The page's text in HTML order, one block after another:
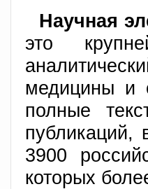
Научная
это
медицины и
полные
публикаций,
3900
которых